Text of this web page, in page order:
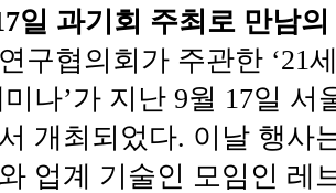
일 과기회 주최로 만남
구협의회가 주관한 ‘21
나’가 지난 9월 17일
개최되었다. 이날 행사
업계 기술인 모임인 레